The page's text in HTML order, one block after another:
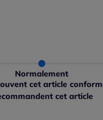
Normalement
les avis clients
cet article
cet article